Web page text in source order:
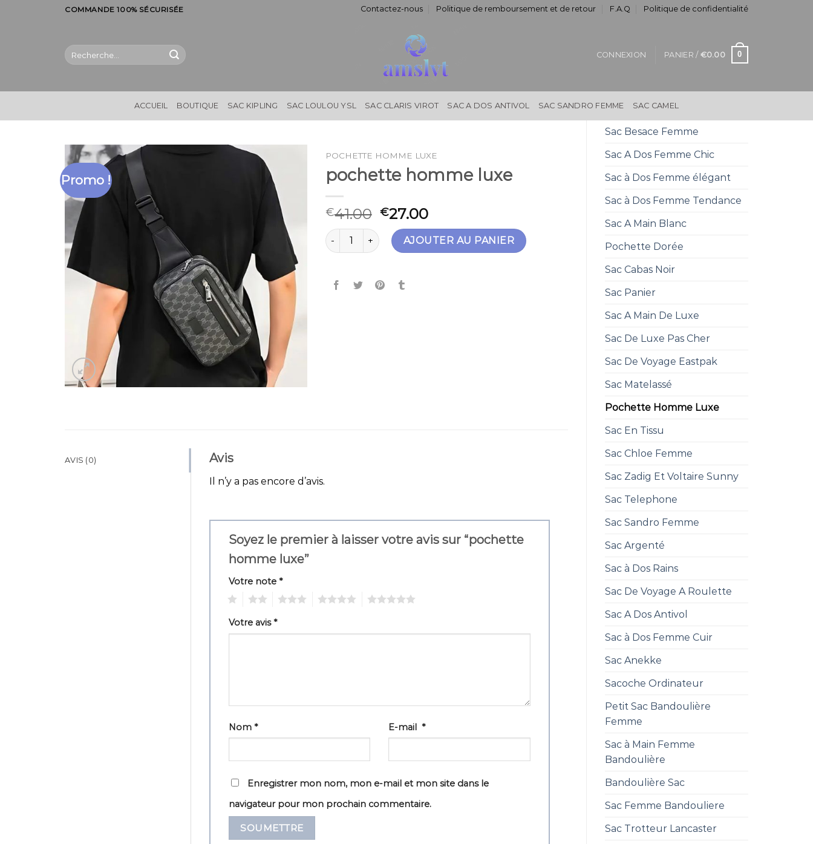
COMMANDE 100% SÉCURISÉE Contactez-nous Politique de remboursement et de retour F.A.Q Politique de confidentialité
Recherche
pour :
CONNEXION PANIER / €0.00 0
ACCUEIL BOUTIQUE SAC KIPLING SAC LOULOU YSL SAC CLARIS VIROT SAC A DOS ANTIVOL SAC SANDRO FEMME SAC CAMEL
Sac Besace Femme
Sac A Dos Femme Chic
Sac à Dos Femme élégant
Sac à Dos Femme Tendance
Sac A Main Blanc
Pochette Dorée
Sac Cabas Noir
Sac Panier
Sac A Main De Luxe
Sac De Luxe Pas Cher
Sac De Voyage Eastpak
Sac Matelassé
Pochette Homme Luxe
Sac En Tissu
Sac Chloe Femme
Sac Zadig Et Voltaire Sunny
Sac Telephone
Sac Sandro Femme
Sac Argenté
Sac à Dos Rains
Sac De Voyage A Roulette
Sac A Dos Antivol
Sac à Dos Femme Cuir
Sac Anekke
Sacoche Ordinateur
Petit Sac Bandoulière
Femme
Sac à Main Femme
Bandoulière
Bandoulière Sac
Sac Femme Bandouliere
Sac Trotteur Lancaster
Promo !
POCHETTE HOMME LUXE
pochette homme luxe
€41.00 €27.00
quantité de pochette homme luxe
AJOUTER AU PANIER
AVIS (0) Avis
Il n’y a pas encore d’avis.
Soyez le premier à laisser votre avis sur “pochette
homme luxe”
Votre note *
Votre avis*
Nom * E-mail*
Enregistrer mon nom, mon e-mail et mon site dans le
navigateur pour mon prochain commentaire.